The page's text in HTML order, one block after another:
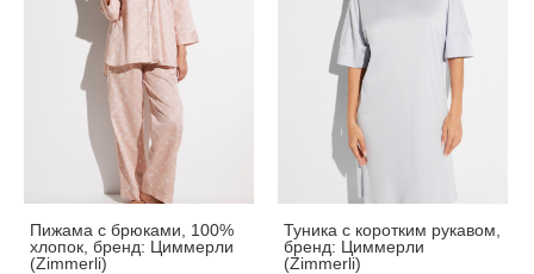
Пижама с брюками, 100%
хлопок, бренд: Циммерли
(Zimmerli)
Туника с коротким рукавом,
бренд: Циммерли
(Zimmerli)